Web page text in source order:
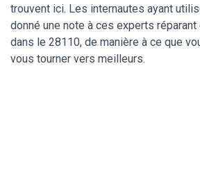
trouvent ici. Les internautes ayant
donné une note à ces experts
dans le 28110, de manière à ce que
vous tourner vers meilleurs.